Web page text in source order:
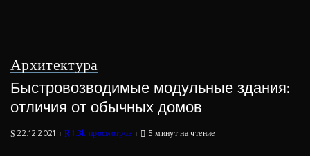
Архитектура
Быстровозводимые модульные здания:
отличия от обычных домов
22.12.2021 1.3k просмотров 5 минут на чтение